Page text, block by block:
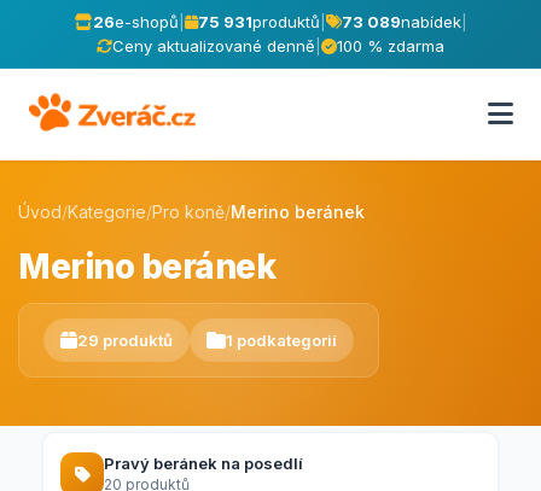
26e-shopů 75 931produktů 73 089nabídek|
Ceny aktualizované denně
100 % zdarma
Úvod/Kategorie/Pro koně/Merino beránek
Merino beránek
29 produktů 1 podkategorií
Pravý beránek na posedlí
20 produktů